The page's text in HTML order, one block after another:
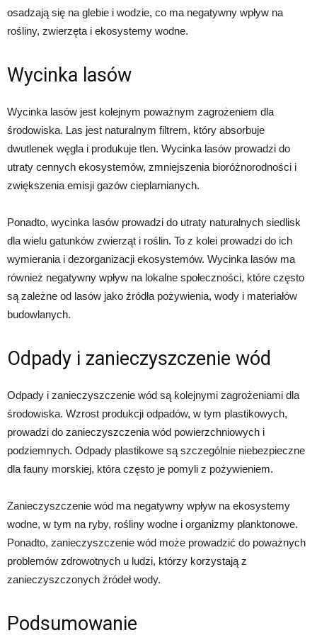
osadzają się na glebie i wodzie, co ma negatywny wpływ na
rośliny, zwierzęta i ekosystemy wodne.
Wycinka lasów
Wycinka lasów jest kolejnym poważnym zagrożeniem dla
środowiska. Las jest naturalnym filtrem, który absorbuje
dwutlenek węgla i produkuje tlen. Wycinka lasów prowadzi do
utraty cennych ekosystemów, zmniejszenia bioróżnorodności i
zwiększenia emisji gazów cieplarnianych.
Ponadto, wycinka lasów prowadzi do utraty naturalnych siedlisk
dla wielu gatunków zwierząt i roślin. To z kolei prowadzi do ich
wymierania i dezorganizacji ekosystemów. Wycinka lasów ma
również negatywny wpływ na lokalne społeczności, które często
są zależne od lasów jako źródła pożywienia, wody i materiałów
budowlanych.
Odpady i zanieczyszczenie wód
Odpady i zanieczyszczenie wód są kolejnymi zagrożeniami dla
środowiska. Wzrost produkcji odpadów, w tym plastikowych,
prowadzi do zanieczyszczenia wód powierzchniowych i
podziemnych. Odpady plastikowe są szczególnie niebezpieczne
dla fauny morskiej, która często je pomyli z pożywieniem.
Zanieczyszczenie wód ma negatywny wpływ na ekosystemy
wodne, w tym na ryby, rośliny wodne i organizmy planktonowe.
Ponadto, zanieczyszczenie wód może prowadzić do poważnych
problemów zdrowotnych u ludzi, którzy korzystają z
zanieczyszczonych źródeł wody.
Podsumowanie